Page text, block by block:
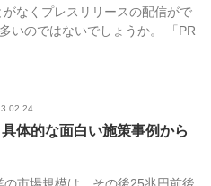
なくプレスリリースの配信がで
のではないでしょうか。 「PR
体的な面白い施策事例から